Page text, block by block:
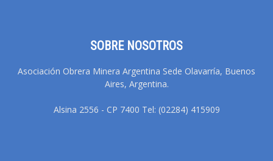
SOBRE NOSOTROS
Asociación Obrera Minera Argentina Sede Olavarría, Buenos
Aires, Argentina.
Alsina 2556 - CP 7400 Tel: (02284) 415909